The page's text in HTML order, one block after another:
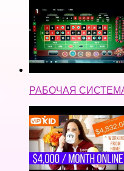
РАБОЧАЯ СИСТЕМА